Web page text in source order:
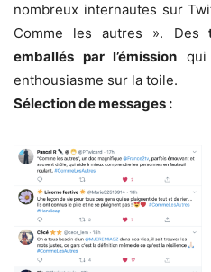
nombreux internautes sur
Comme les autres ». Des
emballés par l’émission
enthousiasme sur la toile.
Sélection de messages :